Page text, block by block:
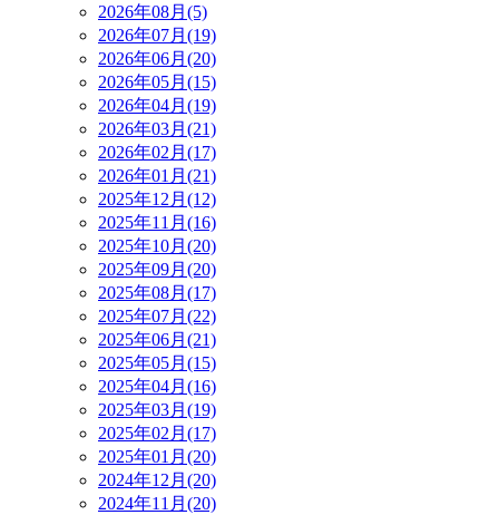
2026年08月(5)
2026年07月(19)
2026年06月(20)
2026年05月(15)
2026年04月(19)
2026年03月(21)
2026年02月(17)
2026年01月(21)
2025年12月(12)
2025年11月(16)
2025年10月(20)
2025年09月(20)
2025年08月(17)
2025年07月(22)
2025年06月(21)
2025年05月(15)
2025年04月(16)
2025年03月(19)
2025年02月(17)
2025年01月(20)
2024年12月(20)
2024年11月(20)